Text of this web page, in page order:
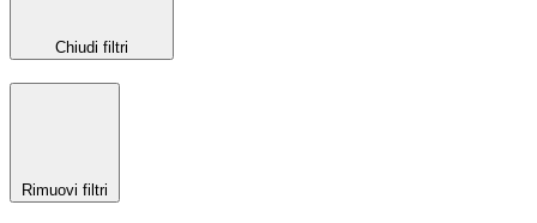
Chiudi filtri
Rimuovi filtri